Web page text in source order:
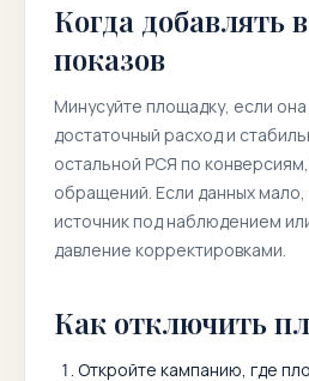
Когда добавлять
показов
Минусуйте площадку, если
достаточный расход и
остальной РСЯ по конверсиям,
обращений. Если данных мало,
источник под наблюдением
давление корректировками.
Как отключить
Откройте кампанию, где